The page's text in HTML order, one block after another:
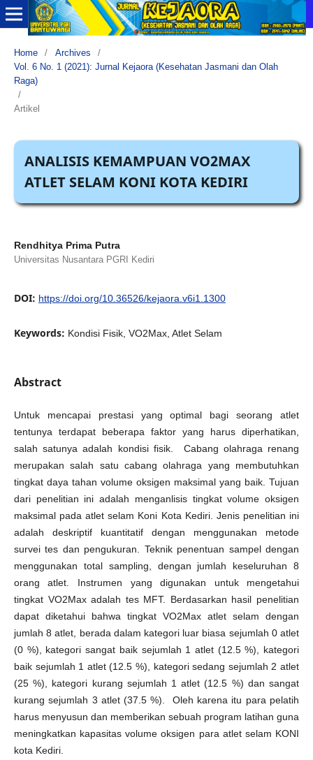
Home / Archives
/
Vol. 6 No. 1 (2021): Jurnal Kejaora (Kesehatan Jasmani dan Olah
Raga)
/
Artikel
ANALISIS KEMAMPUAN VO2MAX
ATLET SELAM KONI KOTA KEDIRI
Rendhitya Prima Putra
Universitas Nusantara PGRI Kediri
DOI: https://doi.org/10.36526/kejaora.v6i1.1300
Keywords: Kondisi Fisik, VO2Max, Atlet Selam
Abstract
Untuk mencapai prestasi yang optimal bagi seorang atlet
tentunya terdapat beberapa faktor yang harus diperhatikan,
salah satunya adalah kondisi fisik. Cabang olahraga renang
merupakan salah satu cabang olahraga yang membutuhkan
tingkat daya tahan volume oksigen maksimal yang baik. Tujuan
dari penelitian ini adalah menganlisis tingkat volume oksigen
maksimal pada atlet selam Koni Kota Kediri. Jenis penelitian ini
adalah deskriptif kuantitatif dengan menggunakan metode
survei tes dan pengukuran. Teknik penentuan sampel dengan
menggunakan total sampling, dengan jumlah keseluruhan 8
orang atlet. Instrumen yang digunakan untuk mengetahui
tingkat VO2Max adalah tes MFT. Berdasarkan hasil penelitian
dapat diketahui bahwa tingkat VO2Max atlet selam dengan
jumlah 8 atlet, berada dalam kategori luar biasa sejumlah 0 atlet
(0 %), kategori sangat baik sejumlah 1 atlet (12.5 %), kategori
baik sejumlah 1 atlet (12.5 %), kategori sedang sejumlah 2 atlet
(25 %), kategori kurang sejumlah 1 atlet (12.5 %) dan sangat
kurang sejumlah 3 atlet (37.5 %). Oleh karena itu para pelatih
harus menyusun dan memberikan sebuah program latihan guna
meningkatkan kapasitas volume oksigen para atlet selam KONI
kota Kediri.